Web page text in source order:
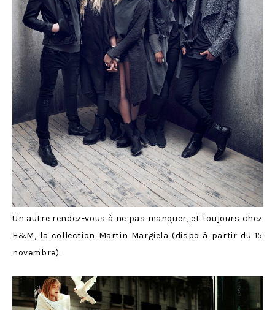
Un autre rendez-vous à ne pas manquer, et toujours chez
H&M, la collection Martin Margiela (dispo à partir du 15
novembre).